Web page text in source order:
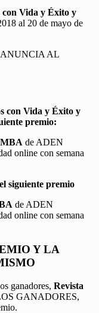
con Vida y Éxito y
al 20 de mayo de
ANUNCIA AL
con Vida y Éxito y
premio:
de ADEN
online con semana
siguiente premio
de ADEN
online con semana
Y LA
ganadores, Revista
GANADORES,